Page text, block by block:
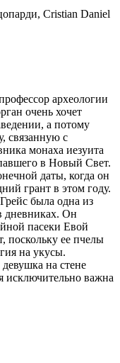
Cristian Daniel
археологии
очень хочет
а потому
связанную с
монаха иезуита
в Новый Свет.
даты, когда он
грант в этом году.
была одна из
дневниках. Он
пасеки Евой
поскольку ее пчелы
на укусы.
на стене
исключительно важна